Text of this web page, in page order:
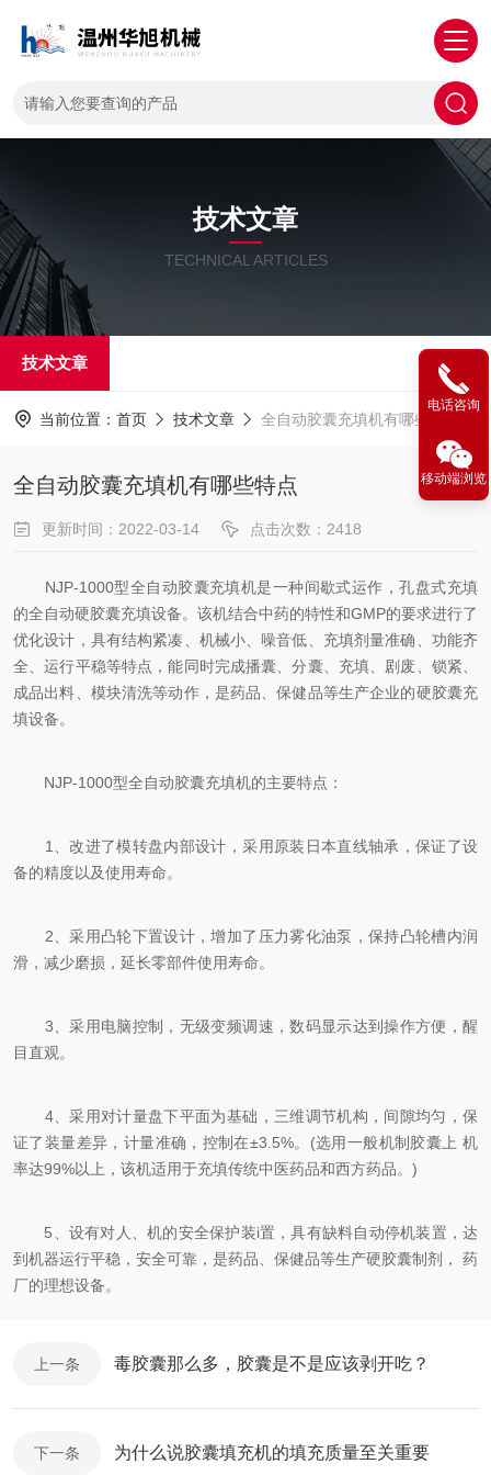
技术文章
TECHNICAL ARTICLES
技术文章
当前位置： 首页 技术文章 全自动胶囊充填机有哪些特点
全自动胶囊充填机有哪些特点
更新时间：2022-03-14 点击次数：2418
NJP-1000型全自动胶囊充填机是一种间歇式运作，孔盘式充填
的全自动硬胶囊充填设备。该机结合中药的特性和GMP的要求进行了
优化设计，具有结构紧凑、机械小、噪音低、充填剂量准确、功能齐
全、运行平稳等特点，能同时完成播囊、分囊、充填、剧废、锁紧、
成品出料、模块清洗等动作，是药品、保健品等生产企业的硬胶囊充
填设备。
NJP-1000型全自动胶囊充填机的主要特点：
1、改进了模转盘内部设计，采用原装日本直线轴承，保证了设
备的精度以及使用寿命。
2、采用凸轮下置设计，增加了压力雾化油泵，保持凸轮槽内润
滑，减少磨损，延长零部件使用寿命。
3、采用电脑控制，无级变频调速，数码显示达到操作方便，醒
目直观。
4、采用对计量盘下平面为基础，三维调节机构，间隙均匀，保
证了装量差异，计量准确，控制在±3.5%。(选用一般机制胶囊上 机
率达99%以上，该机适用于充填传统中医药品和西方药品。)
5、设有对人、机的安全保护装i置，具有缺料自动停机装置，达
到机器运行平稳，安全可靠，是药品、保健品等生产硬胶囊制剂， 药
厂的理想设备。
上一条 毒胶囊那么多，胶囊是不是应该剥开吃？
下一条 为什么说胶囊填充机的填充质量至关重要
电话咨询
移动端浏览